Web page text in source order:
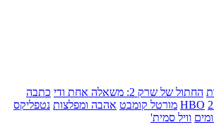
החתול של שרק 2: משאלה אחת ודי
כתבה
HBO מורטל קומבט אהבה ומפלצות נטפליקס
וויל סמית'